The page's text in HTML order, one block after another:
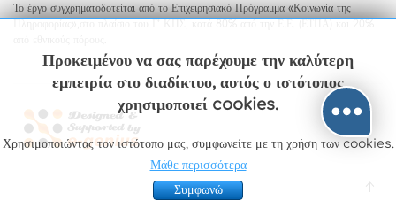
Το έργο συγχρηματοδοτείται από το Επιχειρησιακό Πρόγραμμα «Κοινωνία της
Προκειμένου να σας παρέχουμε την καλύτερη
εμπειρία στο διαδίκτυο, αυτός ο ιστότοπος
χρησιμοποιεί cookies.
Χρησιμοποιώντας τον ιστότοπο μας, συμφωνείτε με τη χρήση των cookies.
Μάθε περισσότερα
Συμφωνώ